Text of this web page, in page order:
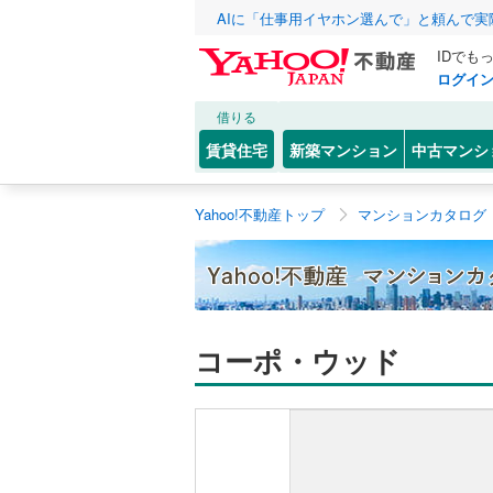
AIに「仕事用イヤホン選んで」と頼んで
IDでも
ログイン
借りる
賃貸住宅 新築マンション 中古マンシ
Yahoo!不動産トップ マンションカタログ
コーポ・ウッド